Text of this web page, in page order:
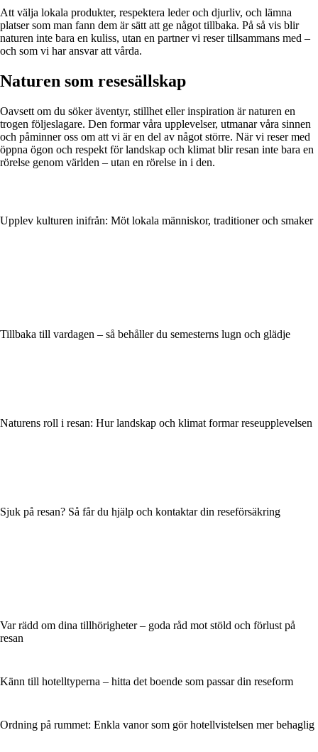
Att välja lokala produkter, respektera leder och djurliv, och lämna
platser som man fann dem är sätt att ge något tillbaka. På så vis blir
naturen inte bara en kuliss, utan en partner vi reser tillsammans med –
och som vi har ansvar att vårda.
Naturen som resesällskap
Oavsett om du söker äventyr, stillhet eller inspiration är naturen en
trogen följeslagare. Den formar våra upplevelser, utmanar våra sinnen
och påminner oss om att vi är en del av något större. När vi reser med
öppna ögon och respekt för landskap och klimat blir resan inte bara en
rörelse genom världen – utan en rörelse in i den.
Upplev kulturen inifrån: Möt lokala människor, traditioner och smaker
Tillbaka till vardagen – så behåller du semesterns lugn och glädje
Naturens roll i resan: Hur landskap och klimat formar reseupplevelsen
Sjuk på resan? Så får du hjälp och kontaktar din reseförsäkring
Var rädd om dina tillhörigheter – goda råd mot stöld och förlust på
resan
Känn till hotelltyperna – hitta det boende som passar din reseform
Ordning på rummet: Enkla vanor som gör hotellvistelsen mer behaglig